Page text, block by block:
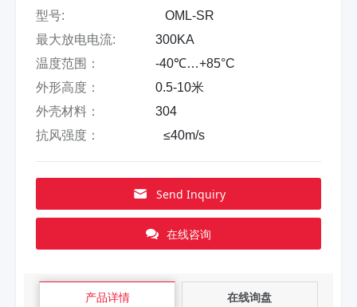
型号:
OML-SR
最大放电电流:
300KA
温度范围：
-40℃…+85°C
外形高度：
0.5-10米
外壳材料：
304
抗风强度：
≤40m/s
Send Inquiry
在线咨询
产品详情 在线询盘